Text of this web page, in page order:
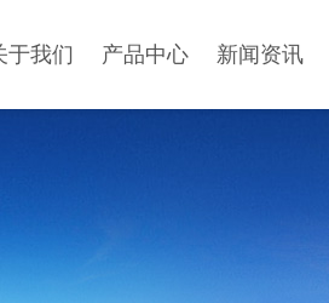
于我们 产品中心 新闻资讯